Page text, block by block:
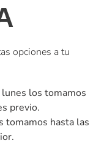
opciones a tu
los tomamos
previo.
tomamos hasta las